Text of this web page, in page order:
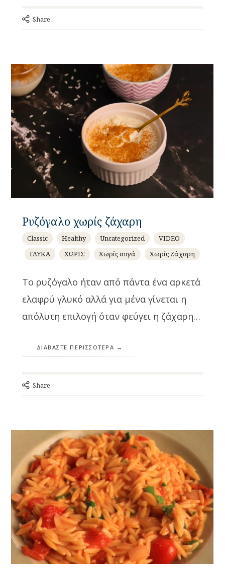
Share
Ρυζόγαλο χωρίς ζάχαρη
Classic Healthy Uncategorized
VIDEO
ΓΛΥΚΑ
ΧΩΡΙΣ Χωρίς αυγά Χωρίς Ζάχαρη
Το ρυζόγαλο ήταν από πάντα ένα αρκετά
ελαφρύ γλυκό αλλά για μένα γίνεται η
απόλυτη επιλογή όταν φεύγει η ζάχαρη…
ΔΙΑΒΆΣΤΕ ΠΕΡΙΣΣΌΤΕΡΑ
Share